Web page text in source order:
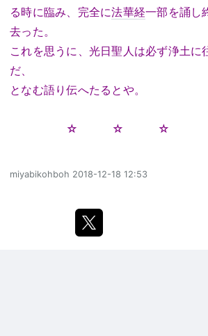
る時に臨み、完全に法華経一部を誦し
去った。
これを思うに、光日聖人は必ず浄土に
だ、
となむ語り伝へたるとや。
☆ ☆ ☆
miyabikohboh 2018-12-18 12:53